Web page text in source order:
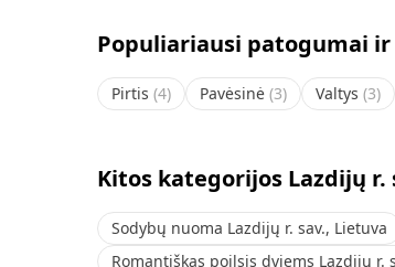
Populiariausi patogumai ir
Pirtis (4) Pavėsinė (3) Valtys (3)
Kitos kategorijos Lazdijų r.
Sodybų nuoma Lazdijų r. sav., Lietuva
Romantiškas poilsis dviems Lazdijų r.